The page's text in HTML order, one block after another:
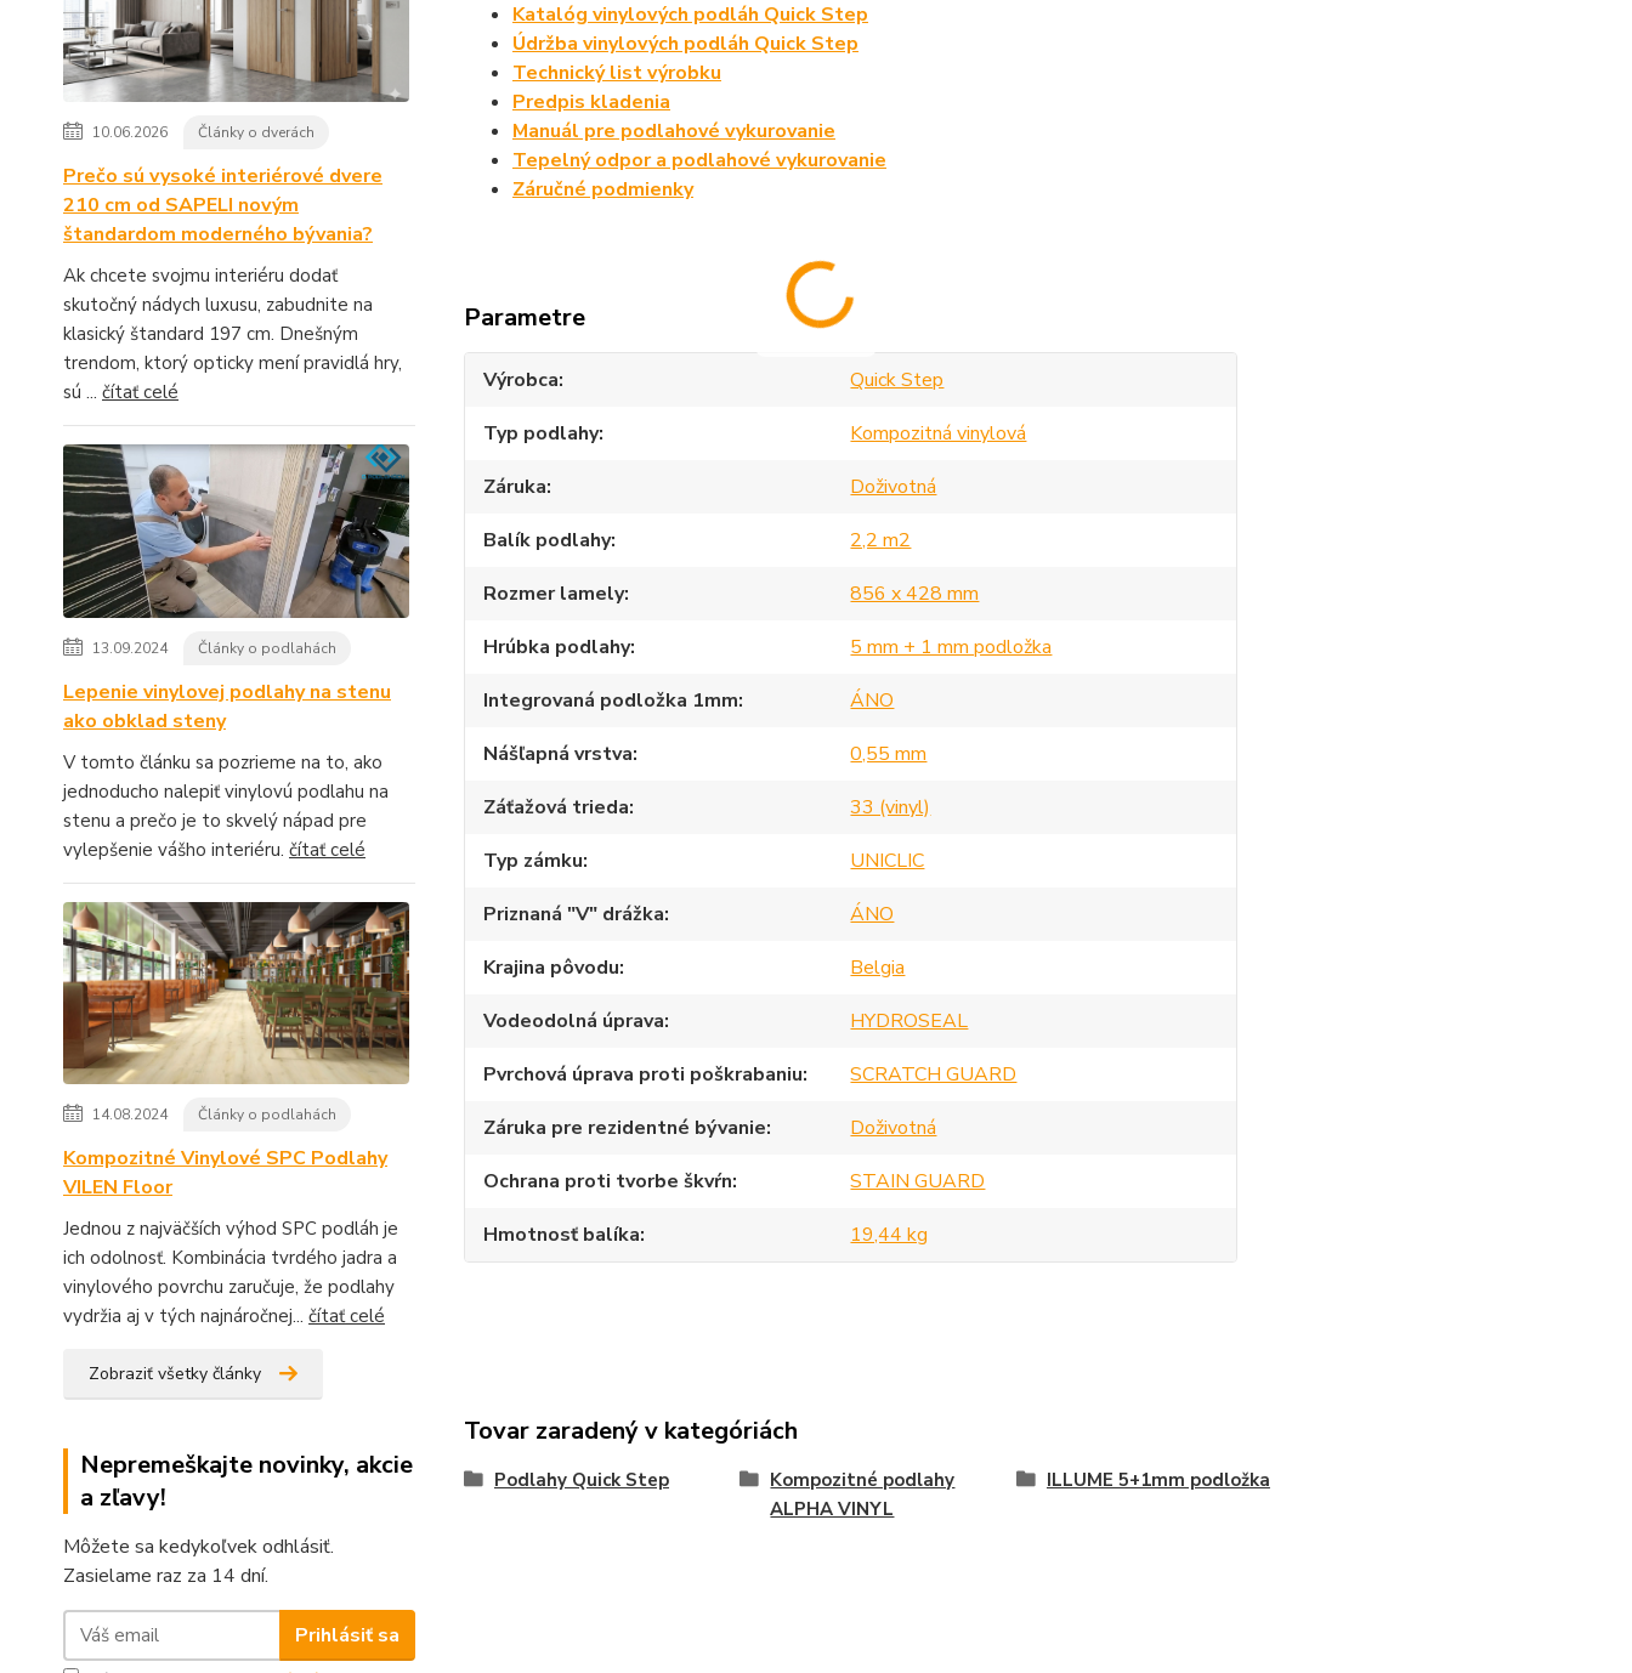
10.06.2026 Články o dverách
Prečo sú vysoké interiérové dvere
210 cm od SAPELI novým
štandardom moderného bývania?
Ak chcete svojmu interiéru dodať
skutočný nádych luxusu, zabudnite na
klasický štandard 197 cm. Dnešným
trendom, ktorý opticky mení pravidlá hry,
sú ... čítať celé
13.09.2024 Články o podlahách
Lepenie vinylovej podlahy na stenu
ako obklad steny
V tomto článku sa pozrieme na to, ako
jednoducho nalepiť vinylovú podlahu na
stenu a prečo je to skvelý nápad pre
vylepšenie vášho interiéru. čítať celé
14.08.2024 Články o podlahách
Kompozitné Vinylové SPC Podlahy
VILEN Floor
Jednou z najväčších výhod SPC podláh je
ich odolnosť. Kombinácia tvrdého jadra a
vinylového povrchu zaručuje, že podlahy
vydržia aj v tých najnáročnej... čítať celé
Zobraziť všetky články
Nepremeškajte novinky, akcie
a zľavy!
Môžete sa kedykoľvek odhlásiť.
Zasielame raz za 14 dní.
Prihlásiť sa
Katalóg vinylových podláh Quick Step
Údržba vinylových podláh Quick Step
Technický list výrobku
Predpis kladenia
Manuál pre podlahové vykurovanie
Tepelný odpor a podlahové vykurovanie
Záručné podmienky
Parametre
Výrobca
Quick Step
Typ podlahy
Kompozitná vinylová
Záruka
Doživotná
Balík podlahy
2,2 m2
Rozmer lamely
856 x 428 mm
Hrúbka podlahy
5 mm + 1 mm podložka
Integrovaná podložka 1mm
ÁNO
Nášľapná vrstva
0,55 mm
Záťažová trieda
33 (vinyl)
Typ zámku
UNICLIC
Priznaná "V" drážka
ÁNO
Krajina pôvodu
Belgia
Vodeodolná úprava
HYDROSEAL
Pvrchová úprava proti poškrabaniu
SCRATCH GUARD
Záruka pre rezidentné bývanie
Doživotná
Ochrana proti tvorbe škvŕn
STAIN GUARD
Hmotnosť balíka
19,44 kg
Tovar zaradený v kategóriách
Podlahy Quick Step
Kompozitné podlahy
ALPHA VINYL
ILLUME 5+1mm podložka